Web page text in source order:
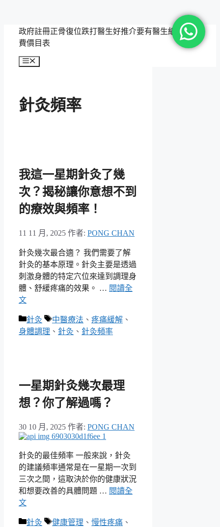
政府註冊正骨復位跌打醫生好推介要有醫生紙，附收
費價目表
選
針灸頻率
我這一星期針灸了幾
次？揭秘讓你意想不到
的療效與頻率！
11 11 月, 2025 作者: PONG CHAN
針灸幾次最合適？ 我們需要了解
針灸的基本原理。針灸主要是透過
刺激身體的特定穴位來達到調理身
體、舒緩疼痛的效果。 … 閱讀全
文
分
類
針灸
標
籤
中醫療法 、 疼痛緩解 、
身體調理 、 針灸 、 針灸頻率
一星期針灸幾次最理
想？你了解過嗎？
30 10 月, 2025 作者: PONG CHAN
針灸的最佳頻率 一般來說，針灸
的建議頻率通常是在一星期一次到
三次之間，這取決於你的健康狀況
和想要改善的具體問題 … 閱讀全
文
分
針灸
標
健康管理 、 慢性疼痛 、